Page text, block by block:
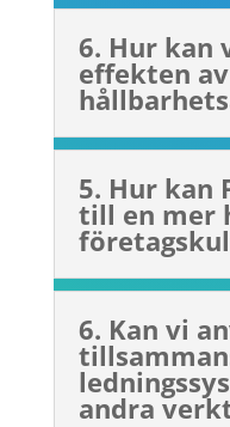
6. Hur kan
effekten
5. Hur kan
till en mer
6. Kan vi
andra